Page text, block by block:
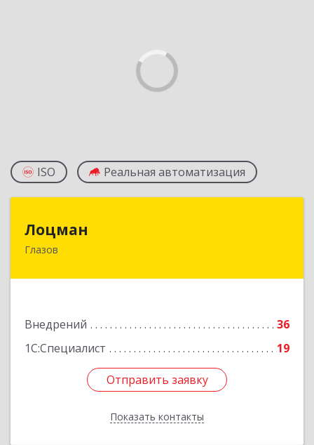
ISO Реальная автоматизация
Лоцман
Глазов
Внедрений
36
1С:Специалист
19
Отправить заявку
Показать контакты
427620, Удмуртская Респ, Глазов г, Сибирская
Отправить заявку
Назад